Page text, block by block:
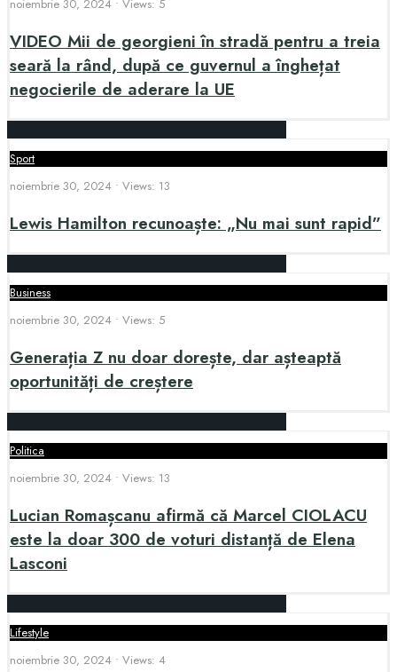
noiembrie 30, 2024 • Views: 5
VIDEO Mii de georgieni în stradă pentru a treia
seară la rând, după ce guvernul a înghețat
negocierile de aderare la UE
Sport
noiembrie 30, 2024 • Views: 13
Lewis Hamilton recunoaște: „Nu mai sunt rapid”
Business
noiembrie 30, 2024 • Views: 5
Generația Z nu doar dorește, dar așteaptă
oportunități de creștere
Politica
noiembrie 30, 2024 • Views: 13
Lucian Romașcanu afirmă că Marcel CIOLACU
este la doar 300 de voturi distanță de Elena
Lasconi
Lifestyle
noiembrie 30, 2024 • Views: 4